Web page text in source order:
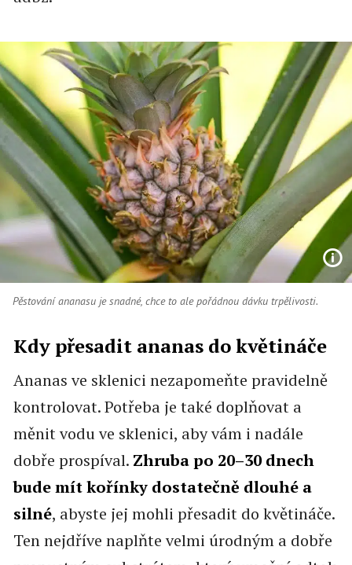
Pěstování ananasu je snadné, chce to ale pořádnou dávku trpělivosti.
Kdy přesadit ananas do květináče
Ananas ve sklenici nezapomeňte pravidelně
kontrolovat. Potřeba je také doplňovat a
měnit vodu ve sklenici, aby vám i nadále
dobře prospíval. Zhruba po 20–30 dnech
bude mít kořínky dostatečně dlouhé a
silné, abyste jej mohli přesadit do květináče.
Ten nejdříve naplňte velmi úrodným a dobře